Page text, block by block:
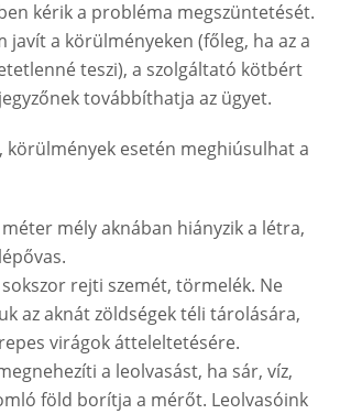
kérik a probléma megszüntetését.
javít a körülményeken (főleg, ha az a
teszi), a szolgáltató kötbért
továbbíthatja az ügyet.
körülmények esetén meghiúsulhat a
mély aknában hiányzik a létra,
rejti szemét, törmelék. Ne
az aknát zöldségek téli tárolására,
virágok átteleltetésére.
a leolvasást, ha sár, víz,
föld borítja a mérőt. Leolvasóink